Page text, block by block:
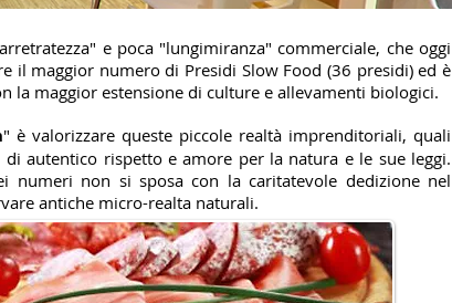
e poca "lungimiranza" commerciale, che oggi
il maggior numero di Presidi Slow Food (36 presidi) ed è
la maggior estensione di culture e allevamenti biologici.
" è valorizzare queste piccole realtà imprenditoriali, quali
autentico rispetto e amore per la natura e le sue leggi.
numeri non si sposa con la caritatevole dedizione nel
antiche micro-realta naturali.